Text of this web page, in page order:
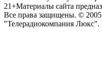
21+Материалы сайта
Все права защищены. ©
"Телерадиокомпания